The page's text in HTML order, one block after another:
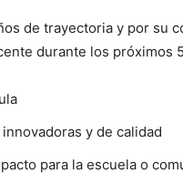
de trayectoria y por su
durante los próximos
y de calidad
para la escuela o